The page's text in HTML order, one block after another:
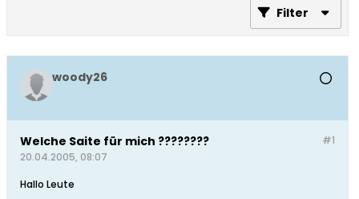
Filter
woody26
#1
Welche Saite für mich ????????
20.04.2005, 08:07
Hallo Leute